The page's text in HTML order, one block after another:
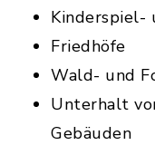
Kinderspiel-
Friedhöfe
Wald- und
Unterhalt
Gebäuden